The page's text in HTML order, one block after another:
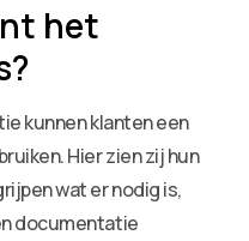
het
kunnen klanten een
Hier zien zij hun
wat er nodig is,
documentatie